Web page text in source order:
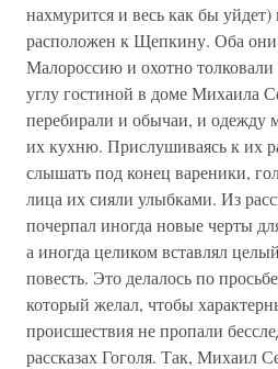
нахмурится и весь как бы
расположен к Щепкину. Оба
Малороссию и охотно
углу гостиной в доме Михаила
перебирали и обычаи, и одежду
их кухню. Прислушиваясь к их
слышать под конец вареники,
лица их сияли улыбками. Из
почерпал иногда новые черты
а иногда целиком вставлял
повесть. Это делалось по
который желал, чтобы
происшествия не пропали
рассказах Гоголя. Так, Михаил